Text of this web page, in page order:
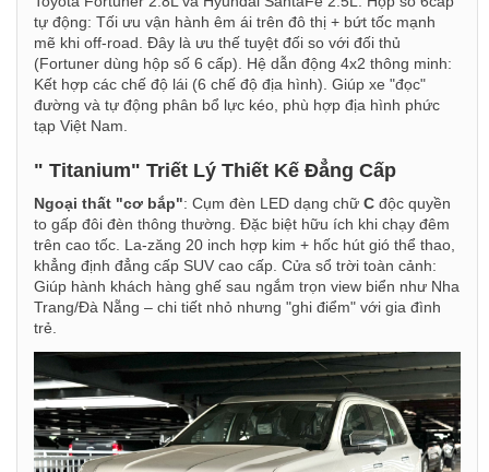
tự động: Tối ưu vận hành êm ái trên đô thị + bứt tốc mạnh
mẽ khi off-road. Đây là ưu thế tuyệt đối so với đối thủ
(Fortuner dùng hộp số 6 cấp). Hệ dẫn động 4x2 thông minh:
Kết hợp các chế độ lái (6 chế độ địa hình). Giúp xe "đọc"
đường và tự động phân bổ lực kéo, phù hợp địa hình phức
tạp Việt Nam.
" Titanium" Triết Lý Thiết Kế Đẳng Cấp
Ngoại thất "cơ bắp": Cụm đèn LED dạng chữ C độc quyền
to gấp đôi đèn thông thường. Đặc biệt hữu ích khi chạy đêm
trên cao tốc. La-zăng 20 inch hợp kim + hốc hút gió thể thao,
khẳng định đẳng cấp SUV cao cấp. Cửa sổ trời toàn cảnh:
Giúp hành khách hàng ghế sau ngắm trọn view biển như Nha
Trang/Đà Nẵng – chi tiết nhỏ nhưng "ghi điểm" với gia đình
trẻ.